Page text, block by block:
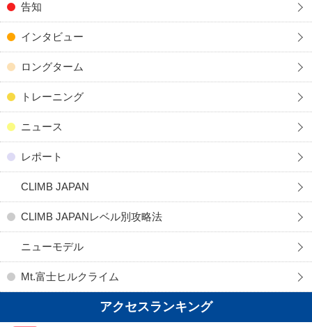
告知
インタビュー
ロングターム
トレーニング
ニュース
レポート
CLIMB JAPAN
CLIMB JAPANレベル別攻略法
ニューモデル
Mt.富士ヒルクライム
アクセスランキング